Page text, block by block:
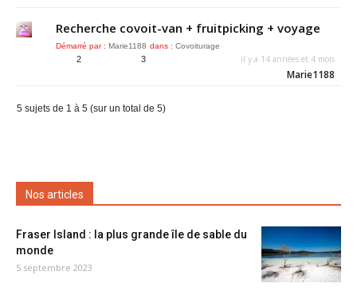
Recherche covoit-van + fruitpicking + voyage
Démarré par : Marie1188 dans : Covoiturage
2 3 il y a 14 années et 4 mois
Marie1188
5 sujets de 1 à 5 (sur un total de 5)
Nos articles
Fraser Island : la plus grande île de sable du
monde
5 septembre 2023